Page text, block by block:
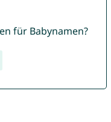
für Babynamen?